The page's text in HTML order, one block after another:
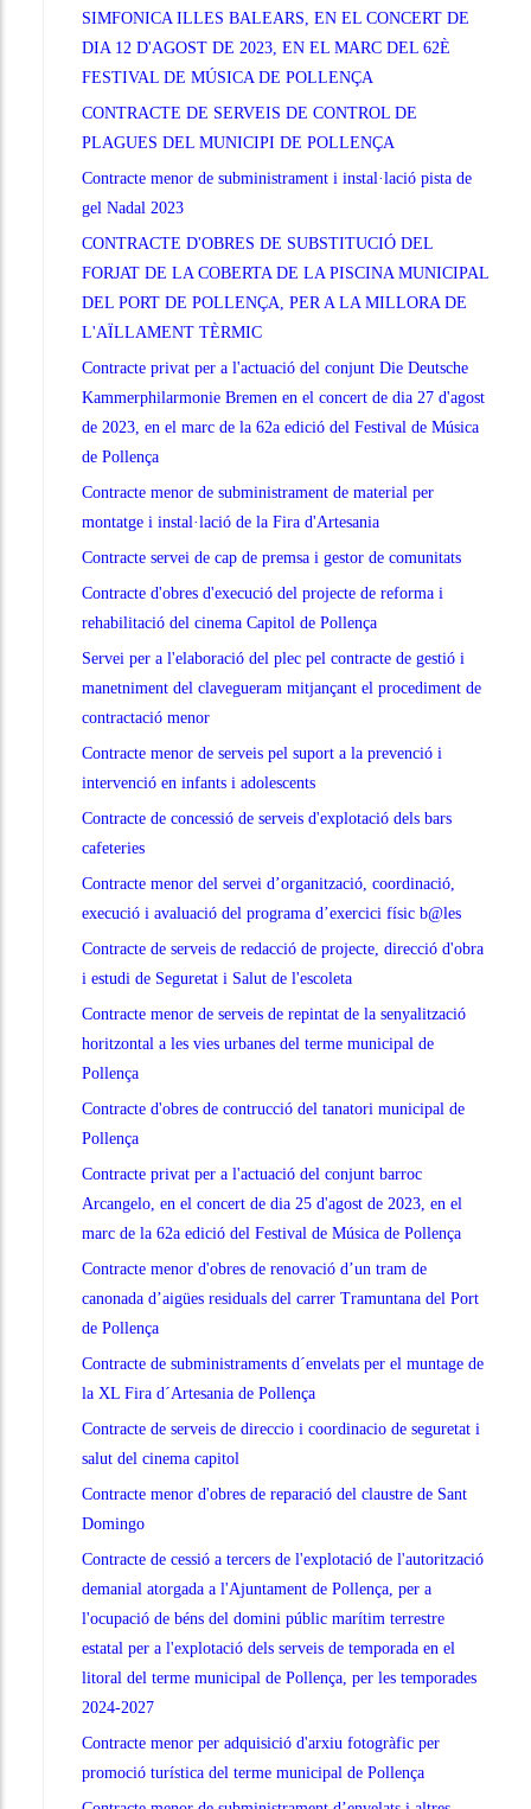
SIMFONICA ILLES BALEARS, EN EL CONCERT DE
DIA 12 D'AGOST DE 2023, EN EL MARC DEL 62È
FESTIVAL DE MÚSICA DE POLLENÇA
CONTRACTE DE SERVEIS DE CONTROL DE
PLAGUES DEL MUNICIPI DE POLLENÇA
Contracte menor de subministrament i instal·lació pista de
gel Nadal 2023
CONTRACTE D'OBRES DE SUBSTITUCIÓ DEL
FORJAT DE LA COBERTA DE LA PISCINA MUNICIPAL
DEL PORT DE POLLENÇA, PER A LA MILLORA DE
L'AÏLLAMENT TÈRMIC
Contracte privat per a l'actuació del conjunt Die Deutsche
Kammerphilarmonie Bremen en el concert de dia 27 d'agost
de 2023, en el marc de la 62a edició del Festival de Música
de Pollença
Contracte menor de subministrament de material per
montatge i instal·lació de la Fira d'Artesania
Contracte servei de cap de premsa i gestor de comunitats
Contracte d'obres d'execució del projecte de reforma i
rehabilitació del cinema Capitol de Pollença
Servei per a l'elaboració del plec pel contracte de gestió i
manetniment del clavegueram mitjançant el procediment de
contractació menor
Contracte menor de serveis pel suport a la prevenció i
intervenció en infants i adolescents
Contracte de concessió de serveis d'explotació dels bars
cafeteries
Contracte menor del servei d’organització, coordinació,
execució i avaluació del programa d’exercici físic b@les
Contracte de serveis de redacció de projecte, direcció d'obra
i estudi de Seguretat i Salut de l'escoleta
Contracte menor de serveis de repintat de la senyalització
horitzontal a les vies urbanes del terme municipal de
Pollença
Contracte d'obres de contrucció del tanatori municipal de
Pollença
Contracte privat per a l'actuació del conjunt barroc
Arcangelo, en el concert de dia 25 d'agost de 2023, en el
marc de la 62a edició del Festival de Música de Pollença
Contracte menor d'obres de renovació d’un tram de
canonada d’aigües residuals del carrer Tramuntana del Port
de Pollença
Contracte de subministraments d´envelats per el muntage de
la XL Fira d´Artesania de Pollença
Contracte de serveis de direccio i coordinacio de seguretat i
salut del cinema capitol
Contracte menor d'obres de reparació del claustre de Sant
Domingo
Contracte de cessió a tercers de l'explotació de l'autorització
demanial atorgada a l'Ajuntament de Pollença, per a
l'ocupació de béns del domini públic marítim terrestre
estatal per a l'explotació dels serveis de temporada en el
litoral del terme municipal de Pollença, per les temporades
2024-2027
Contracte menor per adquisició d'arxiu fotogràfic per
promoció turística del terme municipal de Pollença